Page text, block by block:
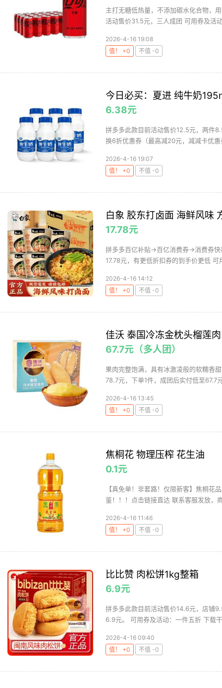
主打无糖低热量，不添加碳水化合物，
活动售价31.5元，三人成团 可用券及活
2026-4-16 19:08
值！ +0
不值 -0
今日必买：夏进 纯牛奶
6.38元
拼多多此款目前活动售价12.5元，两件
换6折优惠券（最高减20元，减减卡优
2026-4-16 19:07
值！ +0
不值 -0
白象 胶东打卤面 海鲜风味
17.78元
拼多多百亿补贴→百亿消费券→消费券快
17.78元，有更低折扣券的到手价更低
2026-4-16 14:12
值！ +0
不值 -0
佳沃 泰国冷冻金枕头榴莲肉
67.7元（多人团）
果肉完整饱满，具有冰激凌般的软糯香
78.7元，下单1件，成团后实付低至67.7
2026-4-16 13:45
值！ +0
不值 -0
焦桐花 物理压榨 花生油
0.1元
【真免单！非套路！仅限新客】焦桐花
鉴！！！点击链接直达 联系客服发放，
2026-4-16 11:46
值！ +0
不值 -0
比比赞 肉松饼1kg整箱
6.9元
拼多多此款目前活动售价14.6元，店铺
6.9元。 可用券及活动：一件五折 下载
2026-4-16 09:40
值！ +0
不值 -0